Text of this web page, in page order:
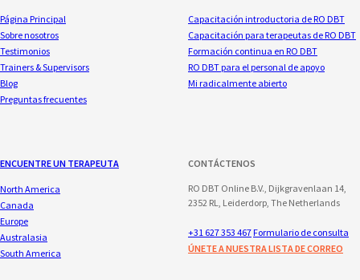
Página Principal
Sobre nosotros
Testimonios
Trainers & Supervisors
Blog
Preguntas frecuentes
Capacitación introductoria de RO DBT
Capacitación para terapeutas de RO DBT
Formación continua en RO DBT
RO DBT para el personal de apoyo
Mi radicalmente abierto
ENCUENTRE UN TERAPEUTA
North America
Canada
Europe
Australasia
South America
CONTÁCTENOS
RO DBT Online B.V., Dijkgravenlaan 14,
2352 RL, Leiderdorp, The Netherlands
+31 627 353 467 Formulario de consulta
ÚNETE A NUESTRA LISTA DE CORREO